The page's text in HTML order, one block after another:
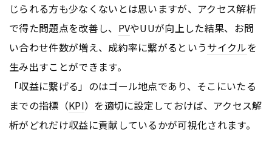
じられる方も少なくないとは思いますが、アクセス解析
で得た問題点を改善し、 PVやUUが向上した結果、お問
い合わせ件数が増え、成約率に繋がるというサイクルを
生み出すことができます。
「収益に繋げる」のはゴール地点であり、そこにいたる
までの指標（KPI）を適切に設定しておけば、アクセス解
析がどれだけ収益に貢献しているかが可視化されます。